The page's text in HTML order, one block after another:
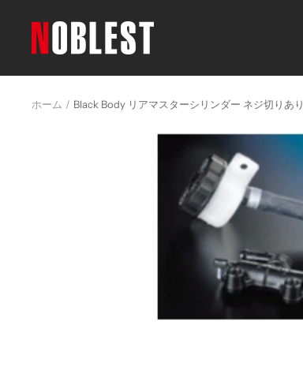
noblest
online
ホーム Black Body リアマスターシリンダー ネジ切りあり